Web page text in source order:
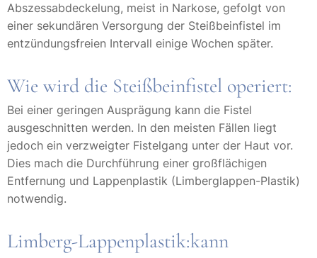
Abszessabdeckelung, meist in Narkose, gefolgt von
einer sekundären Versorgung der Steißbeinfistel im
entzündungsfreien Intervall einige Wochen später.
Wie wird die Steißbeinfistel operiert:
Bei einer geringen Ausprägung kann die Fistel
ausgeschnitten werden. In den meisten Fällen liegt
jedoch ein verzweigter Fistelgang unter der Haut vor.
Dies mach die Durchführung einer großflächigen
Entfernung und Lappenplastik (Limberglappen-Plastik)
notwendig.
Limberg-Lappenplastik:kann